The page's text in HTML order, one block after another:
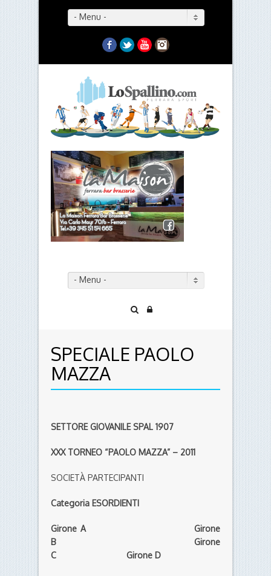
- Menu -
Facebook
TwitterYouTubeInstagram
- Menu -
SPECIALE PAOLO
MAZZA
SETTORE GIOVANILE SPAL 1907
XXX TORNEO “PAOLO MAZZA” – 2011
SOCIETÀ PARTECIPANTI
Categoria ESORDIENTI
Girone A Girone
B Girone
C Girone D